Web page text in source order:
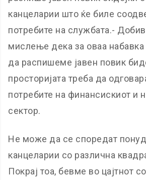
канцеларии што ќе биле
потребите на службата.-
мислење дека за оваа
да распишеме јавен повик
просторијата треба да
потребите на финансискиот и
сектор.
Не може да се споредат
канцеларии со различна
Покрај тоа, бевме во цајтнот